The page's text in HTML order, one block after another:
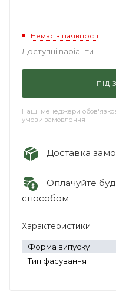
Немає в наявності
Доступні варіанти
ПІД
Наші менеджери
умови замовлення
Доставка
Оплачуйте
способом
Характеристики
Форма випуску
Тип фасування